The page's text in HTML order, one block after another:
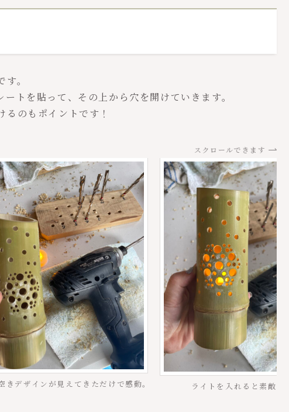
。
トを貼って、その上から穴を開けていきます。
のもポイントです！
スクロールできます
きデザインが見えてきただけで感動。
ライトを入れると素敵〜！